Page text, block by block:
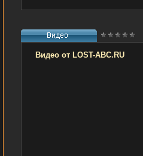
Видео от LOST-ABC.RU